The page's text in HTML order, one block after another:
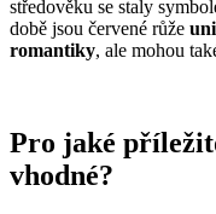
středověku se staly
době jsou červené růže
romantiky, ale mohou
Pro jaké
vhodné?